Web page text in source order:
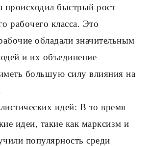
происходил быстрый рост
рабочего класса. Это
обладали значительным
и их объединение
большую силу влияния на
идей: В то время
идеи, такие как марксизм и
популярность среди